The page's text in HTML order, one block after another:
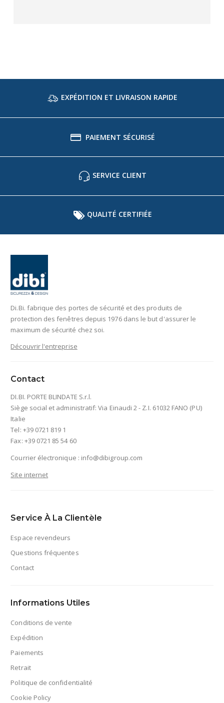
EXPÉDITION ET LIVRAISON RAPIDE
PAIEMENT SÉCURISÉ
SERVICE CLIENT
QUALITÉ CERTIFIÉE
Di.Bi. fabrique des portes de sécurité et des produits de
protection des fenêtres depuis 1976 dans le but d'assurer le
maximum de sécurité chez soi.
Découvrir l'entreprise
Contact
DI.BI. PORTE BLINDATE S.r.l.
Siège social et administratif: Via Einaudi 2 - Z.I. 61032 FANO (PU)
Italie
Tel: +39 0721 819 1
Fax: +39 0721 85 54 60
Courrier électronique : info@dibigroup.com
Site internet
Service À La Clientèle
Espace revendeurs
Questions fréquentes
Contact
Informations Utiles
Conditions de vente
Expédition
Paiements
Retrait
Politique de confidentialité
Cookie Policy